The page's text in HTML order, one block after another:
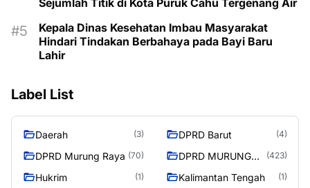
Kepala Dinas Kesehatan Imbau Masyarakat
Hindari Tindakan Berbahaya pada Bayi Baru
Lahir
Label List
Daerah (3) DPRD Barut (4)
DPRD Murung Raya (70)
DPRD MURUNG
(423)
Hukrim (1) Kalimantan Tengah (1)